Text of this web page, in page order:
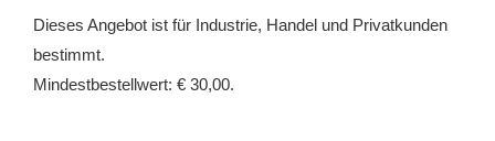
Dieses Angebot ist für Industrie, Handel und Privatkunden
bestimmt.
Mindestbestellwert: € 30,00.